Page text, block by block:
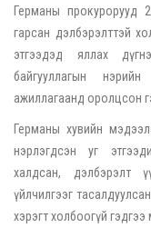
Германы прокурорууд
гарсан дэлбэрэлттэй
этгээдэд яллах
байгууллагын
ажиллагаанд оролцсон
Германы хувийн
нэрлэгдсэн уг
халдсан, дэлбэрэлт
үйлчилгээг
хэрэгт холбоогүй